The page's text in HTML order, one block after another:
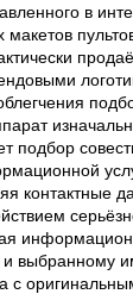
в
подбор
контактные
выбранному
с